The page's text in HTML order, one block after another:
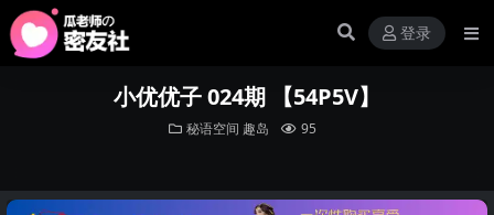
登录
小优优子 024期 【54P5V】
秘语空间 趣岛 95